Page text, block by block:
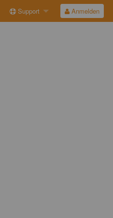
Support Anmelden